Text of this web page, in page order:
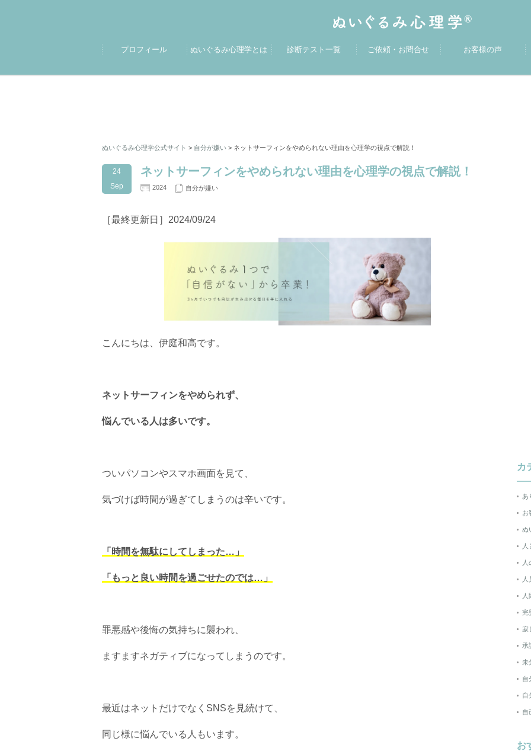
プロフィール ぬいぐるみ心理学とは 診断テスト一覧 ご依頼・お問合せ お客様の声
ぬいぐるみ心理学公式サイト > 自分が嫌い > ネットサーフィンをやめられない理由を心理学の視点で解説！
24
Sep
ネットサーフィンをやめられない理由を心理学の視点で解説！
2024 自分が嫌い
［最終更新日］2024/09/24
こんにちは、伊庭和高です。
ネットサーフィンをやめられず、
悩んでいる人は多いです。
ついパソコンやスマホ画面を見て、
気づけば時間が過ぎてしまうのは辛いです。
「時間を無駄にしてしまった…」
「もっと良い時間を過ごせたのでは…」
罪悪感や後悔の気持ちに襲われ、
ますますネガティブになってしまうのです。
最近はネットだけでなくSNSを見続けて、
同じ様に悩んでいる人もいます。
カ
あ
お
ぬ
人
人
人
完
寂
承
未
自
自
自
お